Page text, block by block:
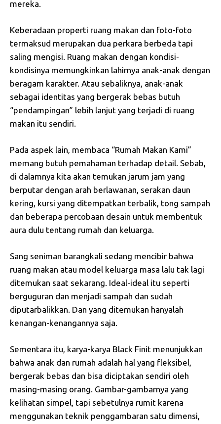
mereka.
Keberadaan properti ruang makan dan foto-foto
termaksud merupakan dua perkara berbeda tapi
saling mengisi. Ruang makan dengan kondisi-
kondisinya memungkinkan lahirnya anak-anak dengan
beragam karakter. Atau sebaliknya, anak-anak
sebagai identitas yang bergerak bebas butuh
“pendampingan” lebih lanjut yang terjadi di ruang
makan itu sendiri.
Pada aspek lain, membaca “Rumah Makan Kami”
memang butuh pemahaman terhadap detail. Sebab,
di dalamnya kita akan temukan jarum jam yang
berputar dengan arah berlawanan, serakan daun
kering, kursi yang ditempatkan terbalik, tong sampah
dan beberapa percobaan desain untuk membentuk
aura dulu tentang rumah dan keluarga.
Sang seniman barangkali sedang mencibir bahwa
ruang makan atau model keluarga masa lalu tak lagi
ditemukan saat sekarang. Ideal-ideal itu seperti
berguguran dan menjadi sampah dan sudah
diputarbalikkan. Dan yang ditemukan hanyalah
kenangan-kenangannya saja.
Sementara itu, karya-karya Black Finit menunjukkan
bahwa anak dan rumah adalah hal yang fleksibel,
bergerak bebas dan bisa diciptakan sendiri oleh
masing-masing orang. Gambar-gambarnya yang
kelihatan simpel, tapi sebetulnya rumit karena
menggunakan teknik penggambaran satu dimensi,